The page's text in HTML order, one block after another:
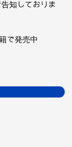
知しておりま
で発売中